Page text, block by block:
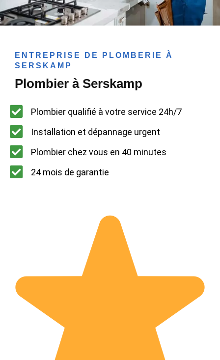
ENTREPRISE DE PLOMBERIE À
SERSKAMP
Plombier à Serskamp
Plombier qualifié à votre service 24h/7
Installation et dépannage urgent
Plombier chez vous en 40 minutes
24 mois de garantie